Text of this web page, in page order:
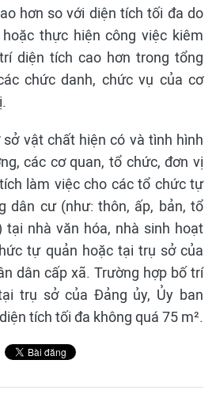
hơn so với diện tích tối đa do
thực hiện công việc kiêm
diện tích cao hơn trong tổng
chức danh, chức vụ của cơ
vật chất hiện có và tình hình
các cơ quan, tổ chức, đơn vị
làm việc cho các tổ chức tự
dân cư (như: thôn, ấp, bản, tổ
tại nhà văn hóa, nhà sinh hoạt
tự quản hoặc tại trụ sở của
dân cấp xã. Trường hợp bố trí
trụ sở của Đảng ủy, Ủy ban
tích tối đa không quá 75 m².